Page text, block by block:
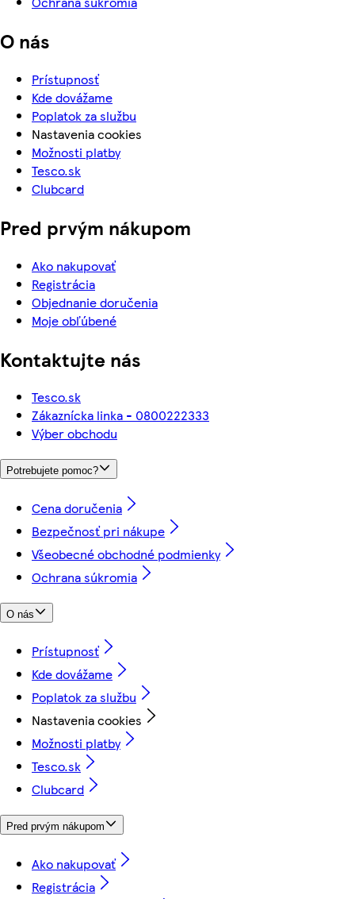
O nás
Prístupnosť
Kde dovážame
Poplatok za službu
Nastavenia cookies
Možnosti platby
Tesco.sk
Clubcard
Pred prvým nákupom
Ako nakupovať
Registrácia
Objednanie doručenia
Moje obľúbené
Kontaktujte nás
Tesco.sk
Zákaznícka linka - 0800222333
Výber obchodu
Potrebujete pomoc?
Cena doručenia
Bezpečnosť pri nákupe
Všeobecné obchodné podmienky
Ochrana súkromia
O nás
Prístupnosť
Kde dovážame
Poplatok za službu
Nastavenia cookies
Možnosti platby
Tesco.sk
Clubcard
Pred prvým nákupom
Ako nakupovať
Registrácia